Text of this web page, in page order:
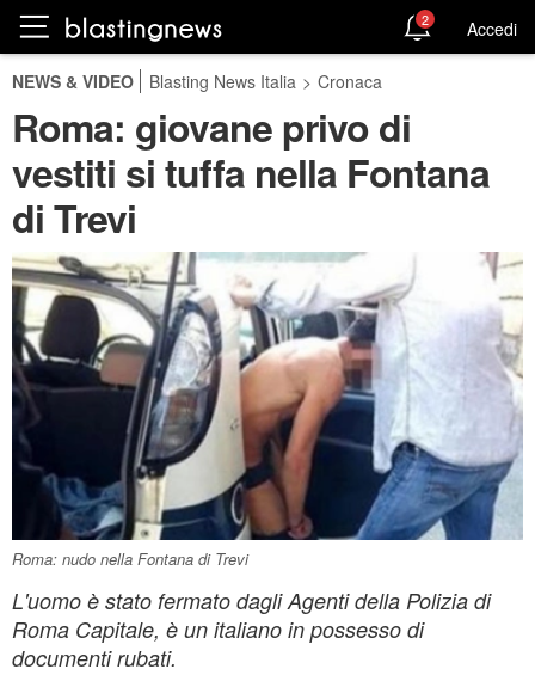
2 Accedi
NEWS & VIDEO Blasting News Italia > Cronaca
Roma: giovane privo di
vestiti si tuffa nella Fontana
di Trevi
Roma: nudo nella Fontana di Trevi
L'uomo è stato fermato dagli Agenti della Polizia di
Roma Capitale, è un italiano in possesso di
documenti rubati.